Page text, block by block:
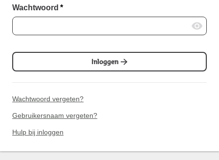
Wachtwoord *
Inloggen
Wachtwoord vergeten?
Gebruikersnaam vergeten?
Hulp bij inloggen